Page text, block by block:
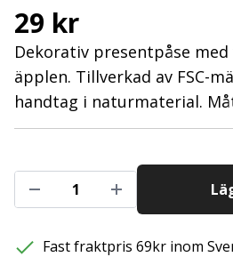
29 kr
Dekorativ presentpåse
äpplen. Tillverkad av FSC-
handtag i naturmaterial.
Fast fraktpris 69kr inom